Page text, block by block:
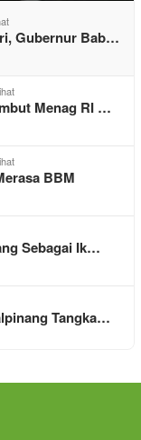
Gubernur Bab…
Menag RI …
BBM
Sebagai Ik…
Tangka…